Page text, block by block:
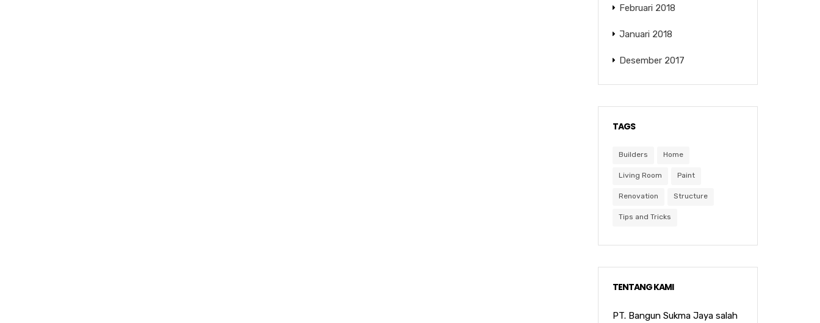
Februari 2018
Januari 2018
Desember 2017
TAGS
Builders Home
Living Room Paint
Renovation Structure
Tips and Tricks
TENTANG KAMI
PT. Bangun Sukma Jaya salah